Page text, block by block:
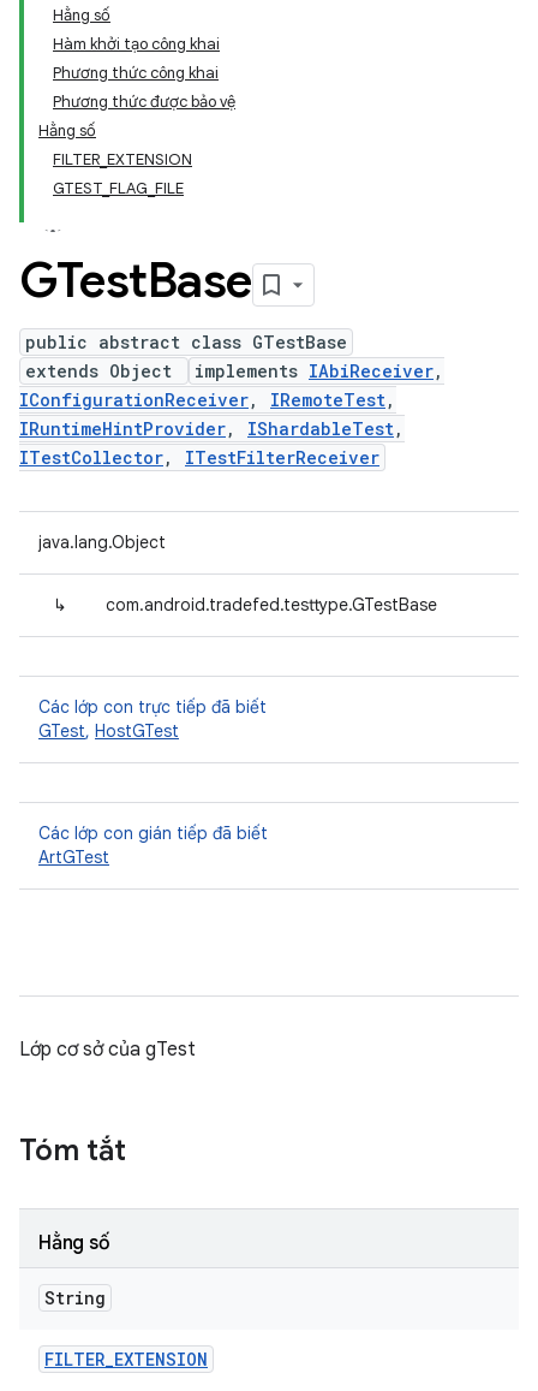
Hằng số
Hàm khởi tạo công khai
Phương thức công khai
Phương thức được bảo vệ
Hằng số
FILTER_EXTENSION
GTEST_FLAG_FILE
GTestBase
public abstract class GTestBase
extends Object
implements IAbiReceiver,
IConfigurationReceiver, IRemoteTest,
IRuntimeHintProvider, IShardableTest,
ITestCollector, ITestFilterReceiver
java.lang.Object
↳ com.android.tradefed.testtype.GTestBase
Các lớp con trực tiếp đã biết
GTest, HostGTest
Các lớp con gián tiếp đã biết
ArtGTest
Lớp cơ sở của gTest
Tóm tắt
Hằng số
String
FILTER_EXTENSION